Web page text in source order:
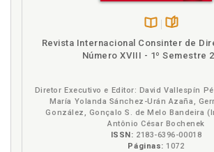
na
Revista Internacional Consinter de
Número XVIII - 1º Semestre
Diretor Executivo e Editor: David Vallespín
María Yolanda Sánchez-Urán Azaña,
González, Gonçalo S. de Melo Bandeira
Antônio César Bochenek
ISSN: 2183-6396-00018
Páginas: 1072